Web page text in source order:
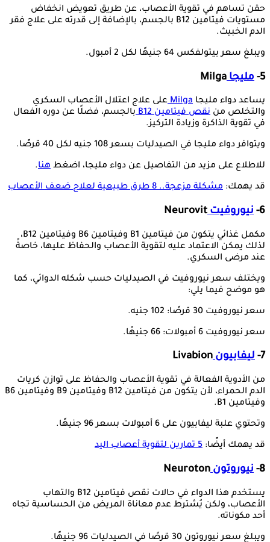
حقن تساهم في تقوية الأعصاب، عن طريق تعويض انخفاض
مستويات فيتامين B12 بالجسم، بالإضافة إلى قدرته على علاج فقر
الدم الخبيث.
ويبلغ سعر بيتولفكس 64 جنيهًا لكل 2 أمبول.
5- مليجاMilga
يساعد دواء مليجا Milga على علاج اعتلال الأعصاب السكري
والتخلص من نقص فيتامين B12
بالجسم، فضلًا عن دوره الفعال
في تقوية الذاكرة وزيادة التركيز.
ويتوافر دواء مليجا في الصيدليات بسعر 108 جنيه لكل 40 قرصًا.
للاطلاع على مزيد من التفاصيل عن دواء مليجا، اضغط هنا.
قد يهمك: مشكلة مزعجة.. 8 طرق طبيعية لعلاج ضعف الأعصاب
6- نيوروفيتNeurovit
مكمل غذائي يتكون من فيتامين B1 وفيتامين B6 وفيتامين B12،
لذلك يمكن الاعتماد عليه لتقوية الأعصاب والحفاظ عليها، خاصةً
عند مرضى السكري.
ويختلف سعر نيوروفيت في الصيدليات حسب شكله الدوائي، كما
هو موضح فيما يلي:
سعر نيوروفيت 30 قرصًا: 102 جنيه.
سعر نيوروفيت 6 أمبولات: 66 جنيهًا.
7- ليفابيونLivabion
من الأدوية الفعالة في تقوية الأعصاب والحفاظ على توازن كريات
الدم الحمراء، لأن يتكون من فيتامين B12 وفيتامين B9 وفيتامين B6
وفيتامين B1.
وتحتوي علبة ليفابيون على 6 أمبولات بسعر 96 جنيهًا.
قد يهمك أيضًا: 5 تمارين لتقوية أعصاب اليد
8- نيوروتونNeuroton
يستخدم هذا الدواء في حالات نقص فيتامين B12 والتهاب
الأعصاب، ولكن يُشترط عدم معاناة المريض من الحساسية تجاه
أحد مكوناته.
ويبلغ سعر نيوروتون 30 قرصًا في الصيدليات 96 جنيهًا.